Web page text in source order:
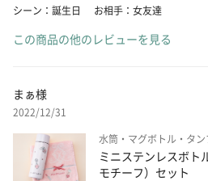
シーン：誕生日
お相手：女友達
この商品の他のレビューを見る
まぁ様
2022/12/31
水筒・マグボトル・タン
ミニステンレスボト
モチーフ）セット